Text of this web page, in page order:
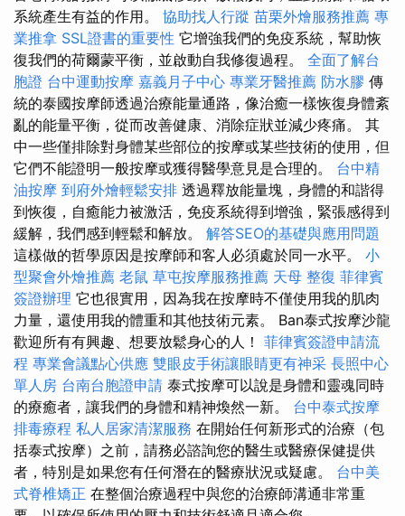
系統產生有益的作用。 協助找人行蹤 苗栗外燴服務推薦 專
業推拿 SSL證書的重要性 它增強我們的免疫系統，幫助恢
復我們的荷爾蒙平衡，並啟動自我修復過程。 全面了解台
胞證 台中運動按摩 嘉義月子中心 專業牙醫推薦 防水膠 傳
統的泰國按摩師透過治療能量通路，像治癒一樣恢復身體紊
亂的能量平衡，從而改善健康、消除症狀並減少疼痛。 其
中一些僅排除對身體某些部位的按摩或某些技術的使用，但
它們不能證明一般按摩或獲得醫學意見是合理的。 台中精
油按摩 到府外燴輕鬆安排 透過釋放能量塊，身體的和諧得
到恢復，自癒能力被激活，免疫系統得到增強，緊張感得到
緩解，我們感到輕鬆和解放。 解答SEO的基礎與應用問題
這樣做的哲學原因是按摩師和客人必須處於同一水平。 小
型聚會外燴推薦 老鼠 草屯按摩服務推薦 天母 整復 菲律賓
簽證辦理 它也很實用，因為我在按摩時不僅使用我的肌肉
力量，還使用我的體重和其他技術元素。 Ban泰式按摩沙龍
歡迎所有有興趣、想要放鬆身心的人！ 菲律賓簽證申請流
程 專業會議點心供應 雙眼皮手術讓眼睛更有神采 長照中心
單人房 台南台胞證申請 泰式按摩可以說是身體和靈魂同時
的療癒者，讓我們的身體和精神煥然一新。 台中泰式按摩
排毒療程 私人居家清潔服務 在開始任何新形式的治療（包
括泰式按摩）之前，請務必諮詢您的醫生或醫療保健提供
者，特別是如果您有任何潛在的醫療狀況或疑慮。 台中美
式脊椎矯正 在整個治療過程中與您的治療師溝通非常重